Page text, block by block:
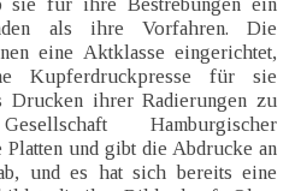
für ihre Bestrebungen ein
als ihre Vorfahren. Die
eine Aktklasse eingerichtet,
Kupferdruckpresse für sie
Drucken ihrer Radierungen zu
Hamburgischer
und gibt die Abdrucke an
und es hat sich bereits eine